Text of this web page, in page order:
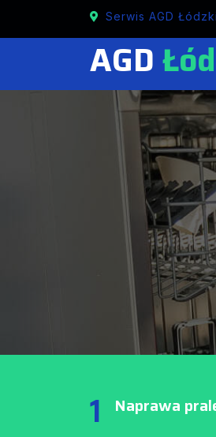
Serwis AGD
Mobilne usługi serwisowe
AGD
1 Naprawa